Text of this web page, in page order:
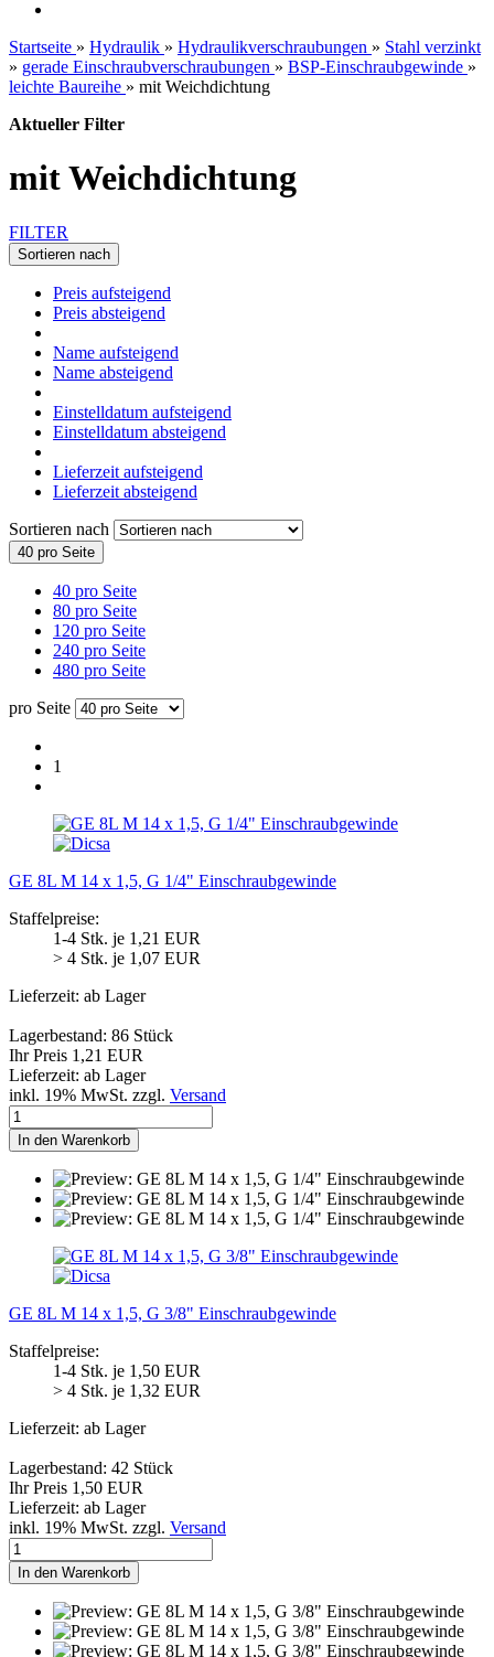
Startseite » Hydraulik » Hydraulikverschraubungen » Stahl verzinkt
» gerade Einschraubverschraubungen » BSP-Einschraubgewinde »
leichte Baureihe » mit Weichdichtung
Aktueller Filter
mit Weichdichtung
FILTER
Sortieren nach
Preis aufsteigend
Preis absteigend
Name aufsteigend
Name absteigend
Einstelldatum aufsteigend
Einstelldatum absteigend
Lieferzeit aufsteigend
Lieferzeit absteigend
Sortieren nach
40 pro Seite
40 pro Seite
80 pro Seite
120 pro Seite
240 pro Seite
480 pro Seite
pro Seite
1
GE 8L M 14 x 1,5, G 1/4" Einschraubgewinde
Staffelpreise:
1-4 Stk. je 1,21 EUR
> 4 Stk. je 1,07 EUR
Lieferzeit: ab Lager
Lagerbestand: 86 Stück
Ihr Preis 1,21 EUR
Lieferzeit: ab Lager
inkl. 19% MwSt. zzgl. Versand
In den Warenkorb
GE 8L M 14 x 1,5, G 3/8" Einschraubgewinde
Staffelpreise:
1-4 Stk. je 1,50 EUR
> 4 Stk. je 1,32 EUR
Lieferzeit: ab Lager
Lagerbestand: 42 Stück
Ihr Preis 1,50 EUR
Lieferzeit: ab Lager
inkl. 19% MwSt. zzgl. Versand
In den Warenkorb